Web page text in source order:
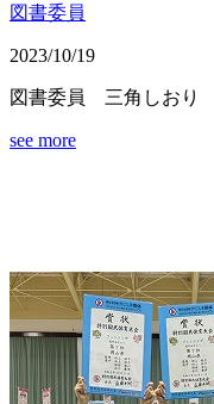
図書委員
2023/10/19
図書委員 三角しおり
see more